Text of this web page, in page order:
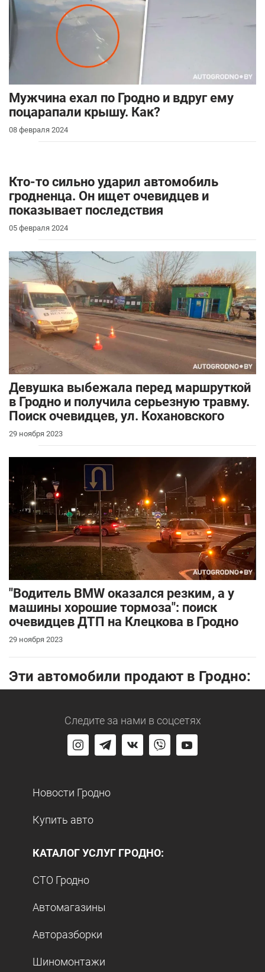
Мужчина ехал по Гродно и вдруг ему
поцарапали крышу. Как?
08 февраля 2024
Кто-то сильно ударил автомобиль
гродненца. Он ищет очевидцев и
показывает последствия
05 февраля 2024
Девушка выбежала перед маршруткой
в Гродно и получила серьезную травму.
Поиск очевидцев, ул. Кохановского
29 ноября 2023
"Водитель BMW оказался резким, а у
машины хорошие тормоза": поиск
очевидцев ДТП на Клецкова в Гродно
29 ноября 2023
Эти автомобили продают в Гродно:
Следите за нами в соцсетях
Новости Гродно
Купить авто
КАТАЛОГ УСЛУГ ГРОДНО:
СТО Гродно
Автомагазины
Авторазборки
Шиномонтажи